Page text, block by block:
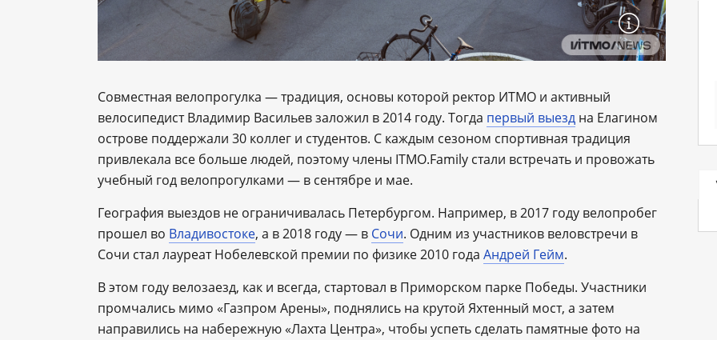
Совместная велопрогулка — традиция, основы которой ректор ИТМО и активный
велосипедист Владимир Васильев заложил в 2014 году. Тогда первый выезд на Елагином
острове поддержали 30 коллег и студентов. С каждым сезоном спортивная традиция
привлекала все больше людей, поэтому члены ITMO.Family стали встречать и провожать
учебный год велопрогулками — в сентябре и мае.
География выездов не ограничивалась Петербургом. Например, в 2017 году велопробег
прошел во Владивостоке, а в 2018 году — в Сочи. Одним из участников веловстречи в
Сочи стал лауреат Нобелевской премии по физике 2010 года Андрей Гейм.
В этом году велозаезд, как и всегда, стартовал в Приморском парке Победы. Участники
промчались мимо «Газпром Арены», поднялись на крутой Яхтенный мост, а затем
направились на набережную «Лахта Центра», чтобы успеть сделать памятные фото на